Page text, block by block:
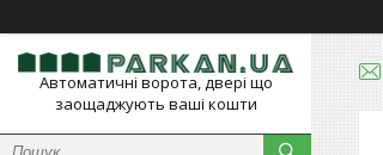
Автоматичні ворота, двері що
заощаджують ваші кошти